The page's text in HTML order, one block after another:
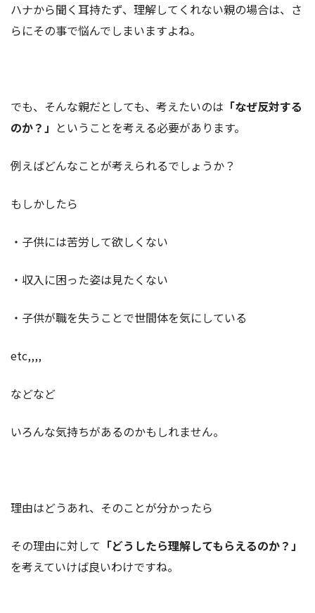
ハナから聞く耳持たず、理解してくれない親の場合は、さ
らにその事で悩んでしまいますよね。
でも、そんな親だとしても、考えたいのは 「なぜ反対する
のか？」 ということを考える必要があります。
例えばどんなことが考えられるでしょうか？
もしかしたら
・子供には苦労して欲しくない
・収入に困った姿は見たくない
・子供が職を失うことで世間体を気にしている
etc,,,,
などなど
いろんな気持ちがあるのかもしれません。
理由はどうあれ、そのことが分かったら
その理由に対して 「どうしたら理解してもらえるのか？」
を考えていけば良いわけですね。